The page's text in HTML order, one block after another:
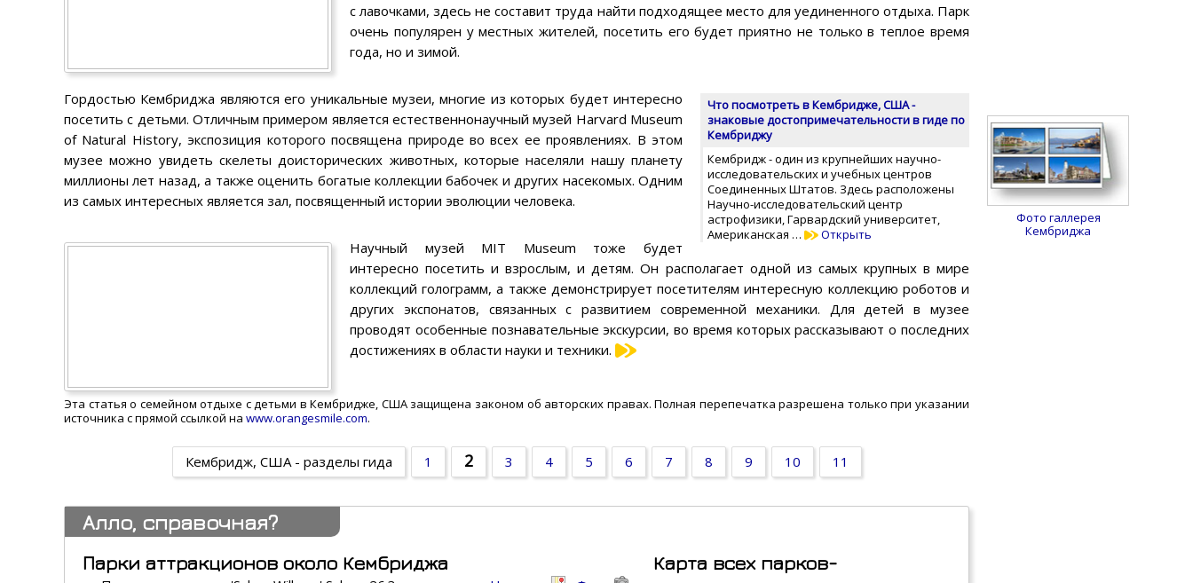
с лавочками, здесь не составит труда найти подходящее место для уединенного отдыха. Парк
очень популярен у местных жителей, посетить его будет приятно не только в теплое время
года, но и зимой.
Что посмотреть в Кембридже, США -
знаковые достопримечательности в гиде по
Кембриджу
Кембридж - один из крупнейших научно-
исследовательских и учебных центров
Соединенных Штатов. Здесь расположены
Научно-исследовательский центр
астрофизики, Гарвардский университет,
Американская …
Открыть
Гордостью Кембриджа являются его уникальные музеи, многие из которых будет интересно
посетить с детьми. Отличным примером является естественнонаучный музей Harvard Museum
of Natural History, экспозиция которого посвящена природе во всех ее проявлениях. В этом
музее можно увидеть скелеты доисторических животных, которые населяли нашу планету
миллионы лет назад, а также оценить богатые коллекции бабочек и других насекомых. Одним
из самых интересных является зал, посвященный истории эволюции человека.
Научный музей MIT Museum тоже будет
интересно посетить и взрослым, и детям. Он располагает одной из самых крупных в мире
коллекций голограмм, а также демонстрирует посетителям интересную коллекцию роботов и
других экспонатов, связанных с развитием современной механики. Для детей в музее
проводят особенные познавательные экскурсии, во время которых рассказывают о последних
достижениях в области науки и техники.
Эта статья о семейном отдыхе с детьми в Кембридже, США защищена законом об авторских правах. Полная перепечатка разрешена только при указании
источника с прямой ссылкой на www.orangesmile.com.
Кембридж, США - разделы гида 1 2 3 4 5 6 7 8 9 10 11
Алло, справочная?
Карта всех парков-
Парки аттракционов около Кембриджа
Фото галлерея
Кембриджа